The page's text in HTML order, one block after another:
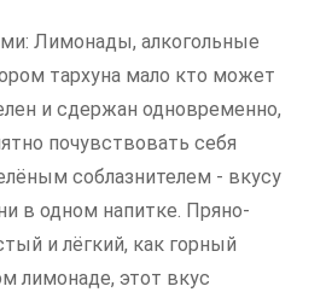
Лимонады, алкогольные
тархуна мало кто может
и сдержан одновременно,
почувствовать себя
соблазнителем - вкусу
в одном напитке. Пряно-
и лёгкий, как горный
лимонаде, этот вкус